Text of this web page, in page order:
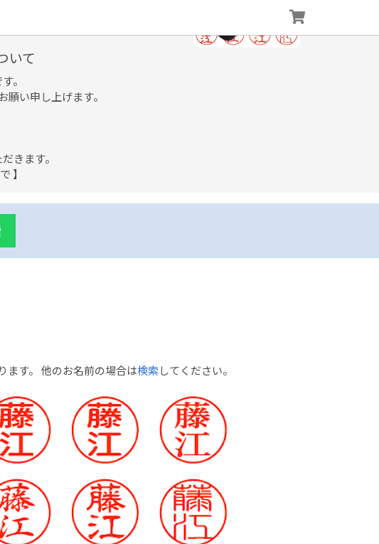
いて
。
い申し上げます。
きます。
】
す。 他のお名前の場合は検索してください。